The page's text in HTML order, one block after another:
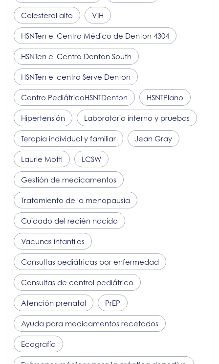
Colesterol alto VIH
HSNTen el Centro Médico de Denton 4304
HSNTen el Centro Denton South
HSNTen el centro Serve Denton
Centro PediátricoHSNTDenton HSNTPlano
Hipertensión Laboratorio interno y pruebas
Terapia individual y familiar Jean Gray
Laurie Mottl LCSW
Gestión de medicamentos
Tratamiento de la menopausia
Cuidado del recién nacido
Vacunas infantiles
Consultas pediátricas por enfermedad
Consultas de control pediátrico
Atención prenatal PrEP
Ayuda para medicamentos recetados
Ecografía